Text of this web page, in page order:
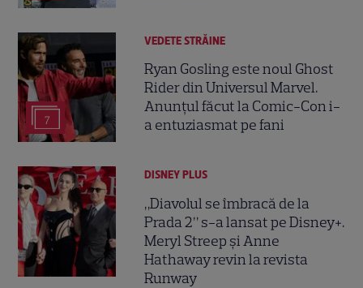
7
VEDETE STRĂINE
Ryan Gosling este noul Ghost
Rider din Universul Marvel.
Anunțul făcut la Comic-Con i-
a entuziasmat pe fani
DISNEY PLUS
„Diavolul se îmbracă de la
Prada 2” s-a lansat pe Disney+.
Meryl Streep și Anne
Hathaway revin la revista
Runway